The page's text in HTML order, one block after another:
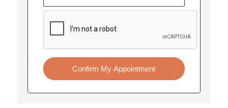
Confirm My Appointment